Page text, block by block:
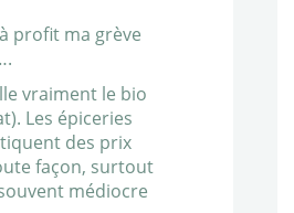
profit ma grève
vraiment le bio
Les épiceries
des prix
façon, surtout
médiocre